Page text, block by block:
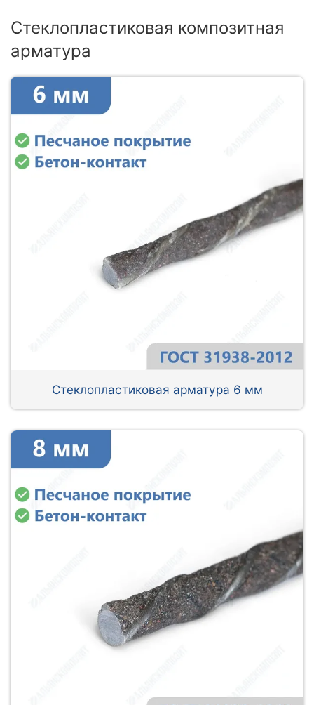
Стеклопластиковая композитная
арматура
Стеклопластиковая арматура 6 мм